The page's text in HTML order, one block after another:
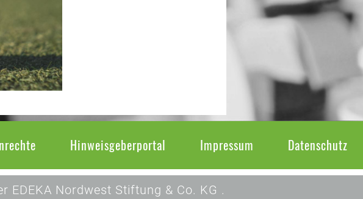
Hinweisgeberportal Impressum Datenschutz
EDEKA Nordwest Stiftung & Co. KG .